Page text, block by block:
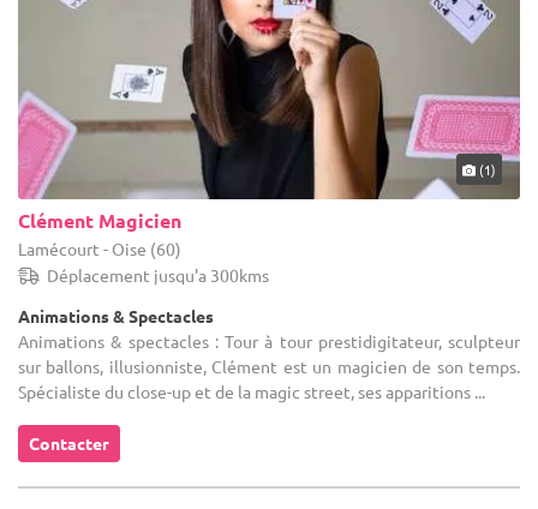
(1)
Clément Magicien
Lamécourt - Oise (60)
Déplacement jusqu'a 300kms
Animations & Spectacles
Animations & spectacles : Tour à tour prestidigitateur, sculpteur
sur ballons, illusionniste, Clément est un magicien de son temps.
Spécialiste du close-up et de la magic street, ses apparitions ...
Contacter